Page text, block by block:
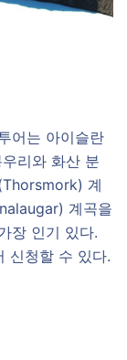
어는 아이슬란
리와 화산 분
계
계곡을
장 인기 있다.
신청할 수 있다.